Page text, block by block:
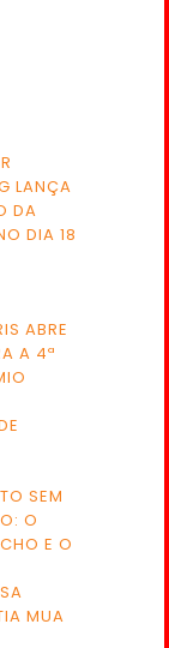
LANÇA
DA
DIA 18
ABRE
A 4ª
SEM
O
E O
MUA